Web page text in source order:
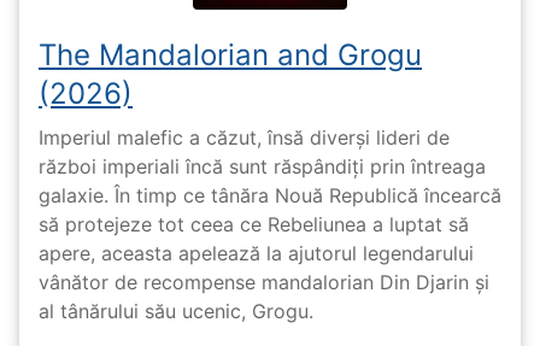
The Mandalorian and Grogu
(2026)
Imperiul malefic a căzut, însă diverși lideri de
război imperiali încă sunt răspândiți prin întreaga
galaxie. În timp ce tânăra Nouă Republică încearcă
să protejeze tot ceea ce Rebeliunea a luptat să
apere, aceasta apelează la ajutorul legendarului
vânător de recompense mandalorian Din Djarin și
al tânărului său ucenic, Grogu.